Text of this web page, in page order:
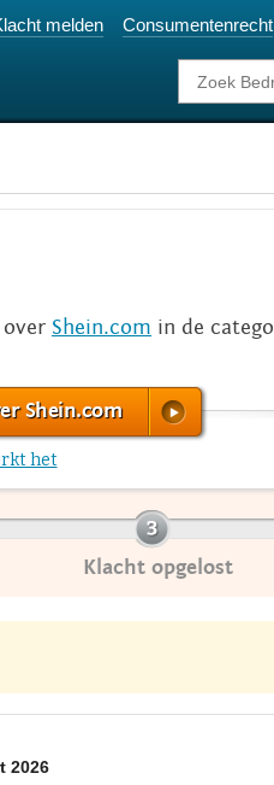
melden Consumentenrecht
Shein.com in de
Shein.com
het
Klacht opgelost
2026